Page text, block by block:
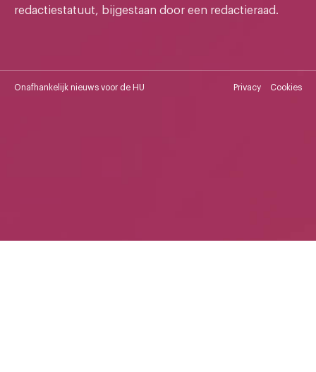
redactiestatuut, bijgestaan door een redactieraad.
Onafhankelijk nieuws voor de HU Privacy Cookies